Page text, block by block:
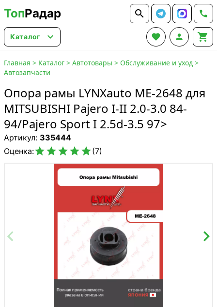
ТопРадар  
Каталог    
Главная > Каталог > Автотовары > Обслуживание и уход >
Автозапчасти
Опора рамы LYNXauto ME-2648 для
MITSUBISHI Pajero I-II 2.0-3.0 84-
94/Pajero Sport I 2.5d-3.5 97>
Артикул: 335444
Оценка:(7)